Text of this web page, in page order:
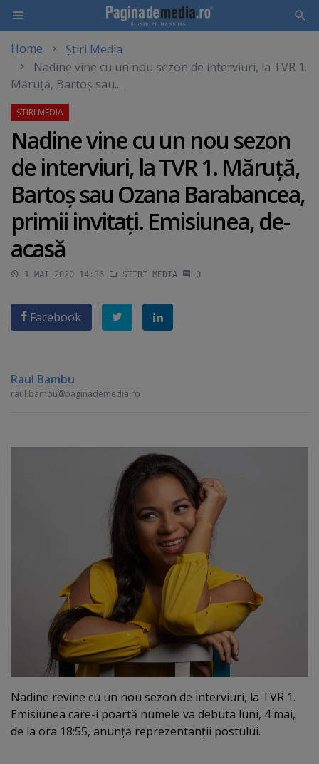
main
content
Home
Știri Media
Nadine vine cu un nou sezon de interviuri, la TVR 1.
Măruţă, Bartoş sau...
Nadine vine cu un nou sezon
de interviuri, la TVR 1. Măruţă,
Bartoş sau Ozana Barabancea,
primii invitaţi. Emisiunea, de-
acasă
1 MAI 2020 14:36 ȘTIRI MEDIA 0
Facebook
Raul Bambu
raul.bambu paginademedia.ro
Nadine revine cu un nou sezon de interviuri, la TVR 1.
Emisiunea care-i poartă numele va debuta luni, 4 mai,
de la ora 18:55, anunţă reprezentanţii postului.